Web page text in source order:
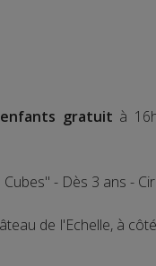
gratuit à
- Dès 3 ans -
de l'Echelle, à